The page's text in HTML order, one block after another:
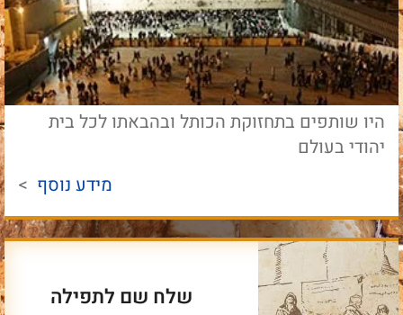
היו שותפים בתחזוקת הכותל ובהבאתו לכל בית
יהודי בעולם
מידע נוסף >
שלח שם לתפילה